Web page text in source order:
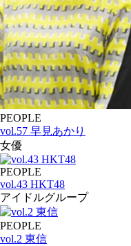
PEOPLE
vol.57 早見あかり
女優
PEOPLE
vol.43 HKT48
アイドルグループ
PEOPLE
vol.2 東信